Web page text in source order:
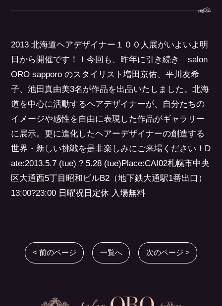
2013 北海道ヘアデザイナー１００人展がいよいよ明
日から開催です！！今回も、昨年に引き続き salon
ORO sapporo のスタイリスト増田京佑、平川友希
子、池田真由美3名が作品を出品いたしました。北海
道を中心に活動するヘアデザイナーが、自分たちの
イメージや感性を自由に表現した作品がギャラリー
に展示。更に進化したヘアーデザイナーの創造する
世界・新しい挑戦を是非楽しみにご来場ください！D
ate:2013.5.7 (tue) ? 5.28 (tue)Place:CAI02札幌市中央
区大通西5丁目昭和ビルB2（地下鉄大通駅1番出口）
13:00?23:00 日曜祝日定休 入場無料
< 前のページ 一覧へ 次のページ >